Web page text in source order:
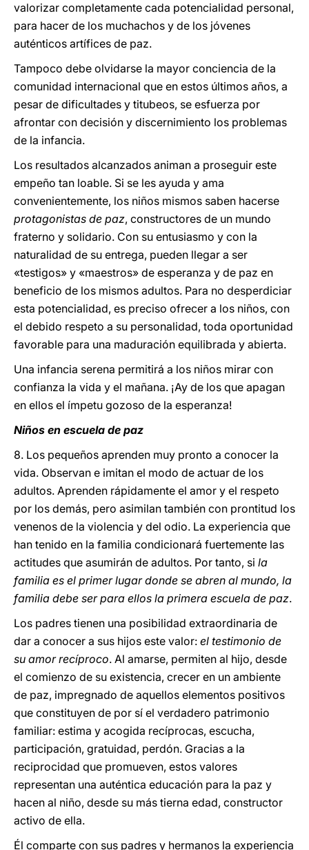
valorizar completamente cada potencialidad personal,
para hacer de los muchachos y de los jóvenes
auténticos artífices de paz.
Tampoco debe olvidarse la mayor conciencia de la
comunidad internacional que en estos últimos años, a
pesar de dificultades y titubeos, se esfuerza por
afrontar con decisión y discernimiento los problemas
de la infancia.
Los resultados alcanzados animan a proseguir este
empeño tan loable. Si se les ayuda y ama
convenientemente, los niños mismos saben hacerse
protagonistas de paz, constructores de un mundo
fraterno y solidario. Con su entusiasmo y con la
naturalidad de su entrega, pueden llegar a ser
«testigos» y «maestros» de esperanza y de paz en
beneficio de los mismos adultos. Para no desperdiciar
esta potencialidad, es preciso ofrecer a los niños, con
el debido respeto a su personalidad, toda oportunidad
favorable para una maduración equilibrada y abierta.
Una infancia serena permitirá a los niños mirar con
confianza la vida y el mañana. ¡Ay de los que apagan
en ellos el ímpetu gozoso de la esperanza!
Niños en escuela de paz
8. Los pequeños aprenden muy pronto a conocer la
vida. Observan e imitan el modo de actuar de los
adultos. Aprenden rápidamente el amor y el respeto
por los demás, pero asimilan también con prontitud los
venenos de la violencia y del odio. La experiencia que
han tenido en la familia condicionará fuertemente las
actitudes que asumirán de adultos. Por tanto, si la
familia es el primer lugar donde se abren al mundo, la
familia debe ser para ellos la primera escuela de paz.
Los padres tienen una posibilidad extraordinaria de
dar a conocer a sus hijos este valor: el testimonio de
su amor recíproco. Al amarse, permiten al hijo, desde
el comienzo de su existencia, crecer en un ambiente
de paz, impregnado de aquellos elementos positivos
que constituyen de por sí el verdadero patrimonio
familiar: estima y acogida recíprocas, escucha,
participación, gratuidad, perdón. Gracias a la
reciprocidad que promueven, estos valores
representan una auténtica educación para la paz y
hacen al niño, desde su más tierna edad, constructor
activo de ella.
Él comparte con sus padres y hermanos la experiencia